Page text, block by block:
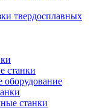
твердосплавных
станки
оборудование
станки